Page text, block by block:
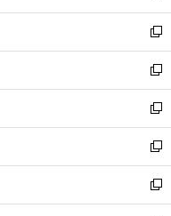
ウ
で
開
く
ン
ド
ウ
で
開
く
ウ
ィ
ン
ド
ウ
で
開
く
し
い
ウ
ィ
ン
ド
ウ
で
開
く
新
し
い
ウ
ィ
ン
ド
ウ
で
開
新
し
い
ウ
ィ
ン
ド
ウ
新
し
い
ウ
ィ
ン
新
し
い
ウ
新
し